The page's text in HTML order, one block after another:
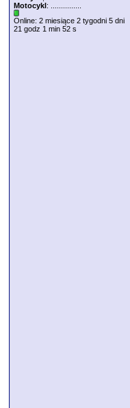
Motocykl: ...............
Online: 2 miesiące 2 tygodni 5 dni
21 godz 1 min 52 s